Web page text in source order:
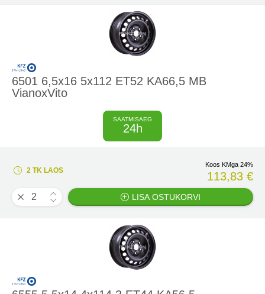
6501 6,5x16 5x112 ET52 KA66,5 MB
VianoxVito
SAATMISAEG
24h
2 TK LAOS
Koos KMga 24%
113,83 €
LISA OSTUKORVI